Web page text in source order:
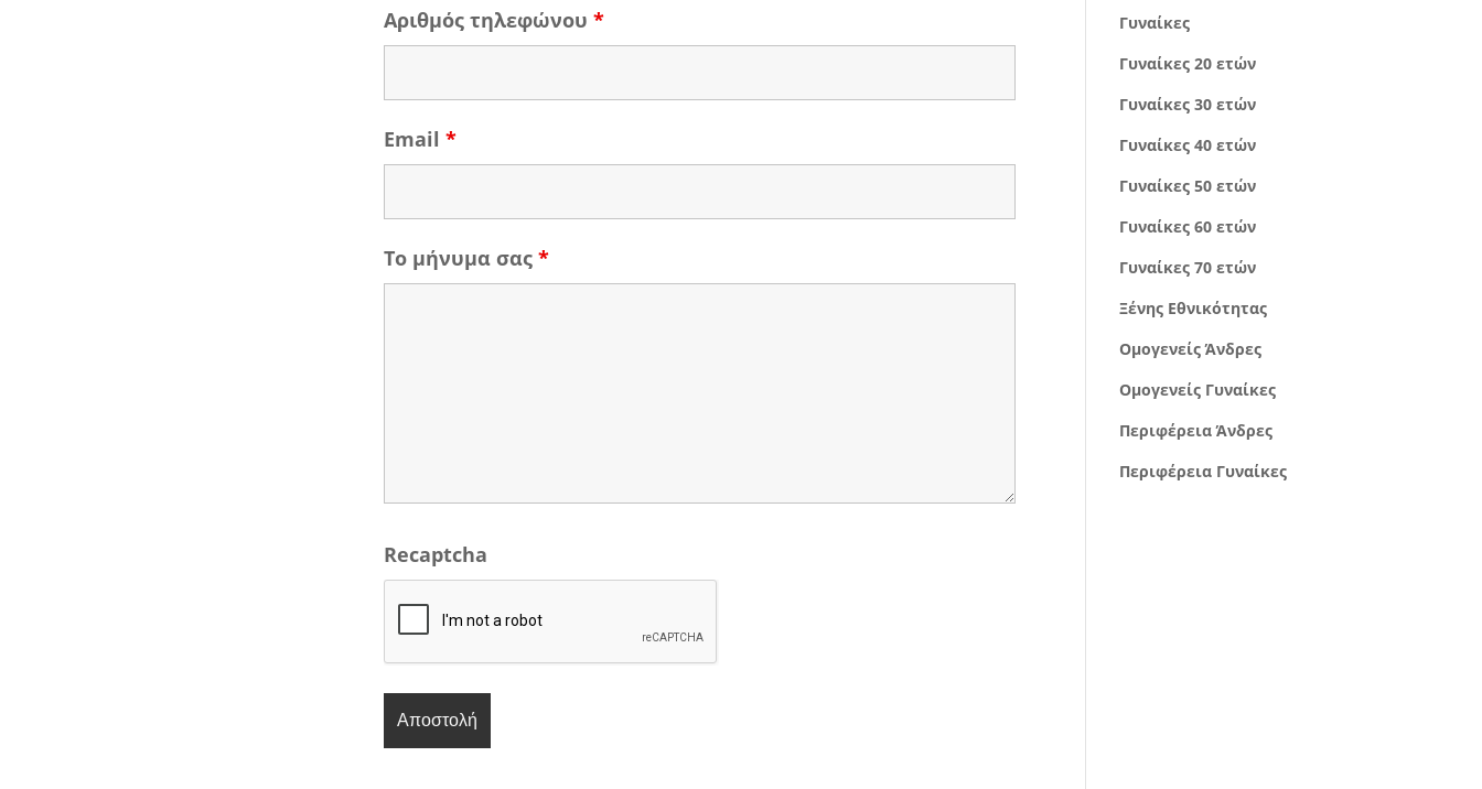
Αριθμός τηλεφώνου*
Email*
Το μήνυμα σας*
Recaptcha
Γυναίκες
Γυναίκες 20 ετών
Γυναίκες 30 ετών
Γυναίκες 40 ετών
Γυναίκες 50 ετών
Γυναίκες 60 ετών
Γυναίκες 70 ετών
Ξένης Εθνικότητας
Ομογενείς Άνδρες
Ομογενείς Γυναίκες
Περιφέρεια Άνδρες
Περιφέρεια Γυναίκες